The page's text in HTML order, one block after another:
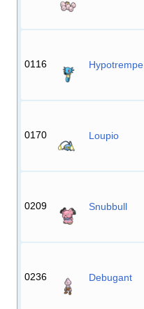
0116 Hypotrempe
0170 Loupio
0209 Snubbull
0236 Debugant